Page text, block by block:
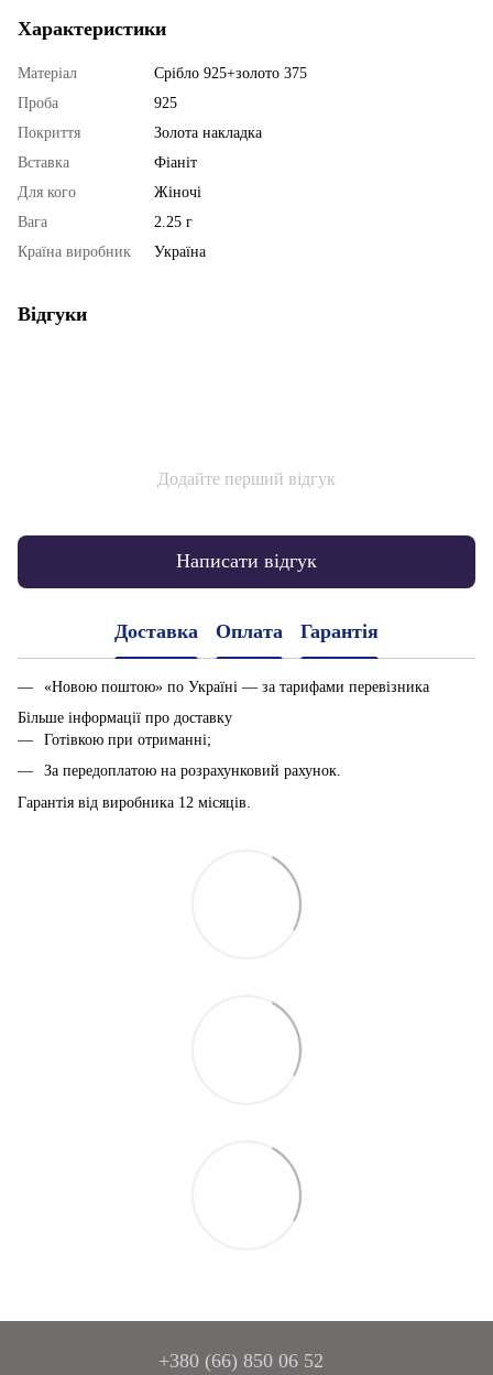
Характеристики
Матеріал
Срібло 925+золото 375
Проба
925
Покриття
Золота накладка
Вставка
Фіаніт
Для кого
Жіночі
Вага
2.25 г
Країна виробник
Україна
Відгуки
Додайте перший відгук
Написати відгук
Доставка Оплата Гарантія
«Новою поштою» по Україні — за тарифами перевізника
Більше інформації про доставку
Готівкою при отриманні;
За передоплатою на розрахунковий рахунок.
Гарантія від виробника 12 місяців.
+380 (66) 850 06 52